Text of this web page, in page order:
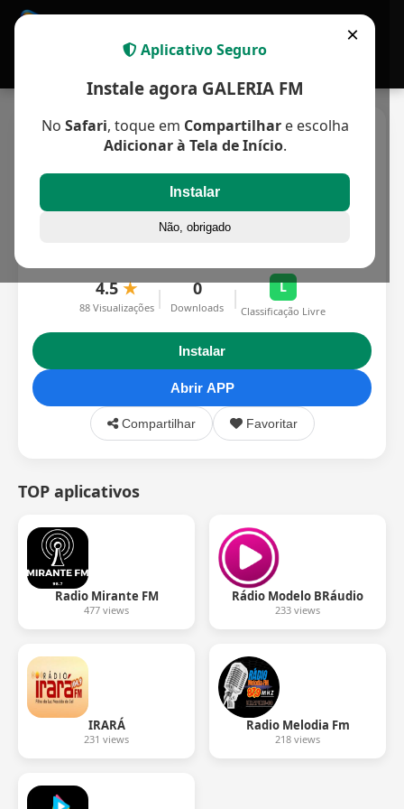
GALERIA FM
Criado por: Streaming HD
4.5★
88 Visualizações | 0
Downloads | L
Classificação Livre
Instalar
Abrir APP
Compartilhar Favoritar
TOP aplicativos
Radio Mirante FM
477 views
Rádio Modelo BRáudio
233 views
IRARÁ
231 views
Radio Melodia Fm
218 views
×
Aplicativo Seguro
Instale agora GALERIA FM
No Safari, toque em Compartilhare escolha
Adicionar à Tela de Início.
Instalar
Não, obrigado